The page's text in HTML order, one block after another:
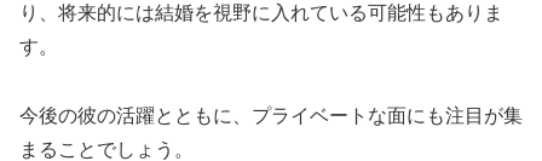
り、将来的には結婚を視野に入れている可能性もありま
す。
今後の彼の活躍とともに、プライベートな面にも注目が集
まることでしょう。